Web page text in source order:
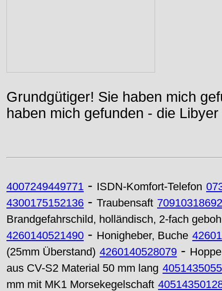
Grundgütiger! Sie haben mich
haben mich gefunden - die
4007249449771 - ISDN-Komfort-Telefon
4300175152136 - Traubensaft
Brandgefahrschild, holländisch, 2-fach
4260140521490 - Honigheber, Buche
(25mm Überstand) 4260140528079 -
aus CV-S2 Material 50 mm lang
mm mit MK1 Morsekegelschaft